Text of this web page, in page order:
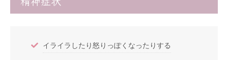
イライラしたり怒りっぽくなったりする